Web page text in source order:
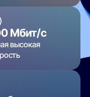
Мбит/с
высокая